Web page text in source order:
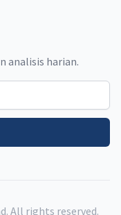
analisis harian.
All rights reserved.